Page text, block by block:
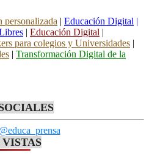
personalizada | Educación Digital |
| Educación Digital |
para colegios y Universidades |
| Transformación Digital de la